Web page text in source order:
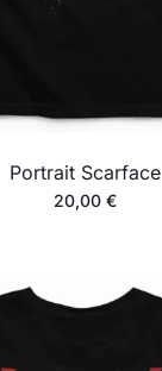
Portrait Scarface
20,00 €